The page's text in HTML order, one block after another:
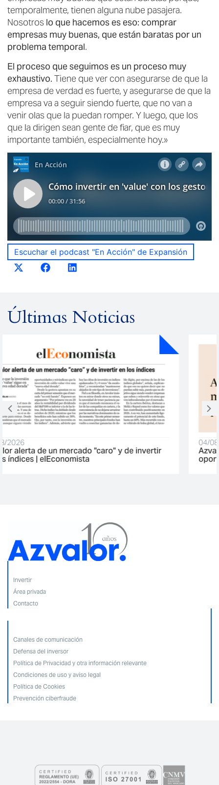
temporalmente, tienen alguna nube pasajera.
Nosotros lo que hacemos es eso: comprar
empresas muy buenas, que están baratas por un
problema temporal.
El proceso que seguimos es un proceso muy
exhaustivo. Tiene que ver con asegurarse de que la
empresa de verdad es fuerte, y asegurarse de que la
empresa va a seguir siendo fuerte, que no van a
venir olas que la puedan romper. Y luego, que los
que la dirigen sean gente de fiar, que es muy
importante también, especialmente hoy.»
Escuchar el podcast "En Acción" de Expansión
Últimas Noticias
Azvalor alerta que el mercado está caro, pero ve
oportunidades | Expansión
Invertir
Área privada
Contacto
Canales de comunicación
Defensa del inversor
Política de Privacidad y otra información relevante
Condiciones de uso y aviso legal
Política de Cookies
Prevención ciberfraude